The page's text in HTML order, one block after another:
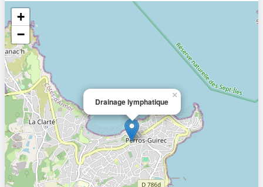
Drainage lymphatique
×
+
−